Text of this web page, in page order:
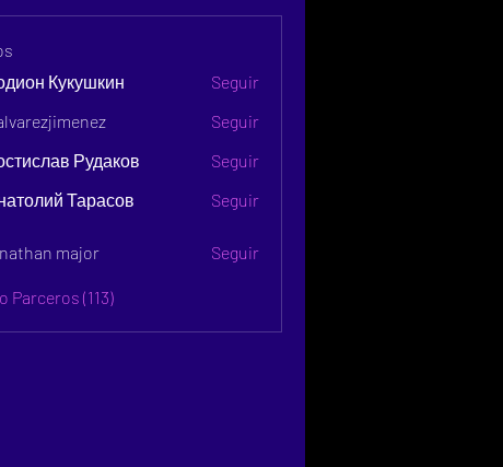
Кукушкин
Seguir
Seguir
Рудаков
Seguir
Тарасов
Seguir
major Seguir
Parceros (113)